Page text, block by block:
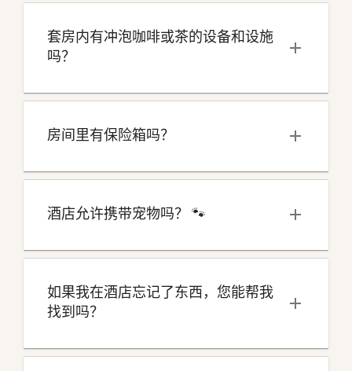
套房内有冲泡咖啡或茶的设备和设施
吗？
房间里有保险箱吗？
酒店允许携带宠物吗？ 🐾
如果我在酒店忘记了东西，您能帮我
找到吗？